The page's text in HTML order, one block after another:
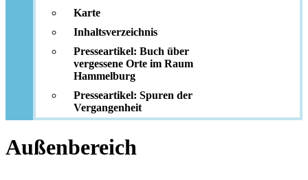
Karte
Inhaltsverzeichnis
Presseartikel: Buch über
vergessene Orte im Raum
Hammelburg
Presseartikel: Spuren der
Vergangenheit
Außenbereich